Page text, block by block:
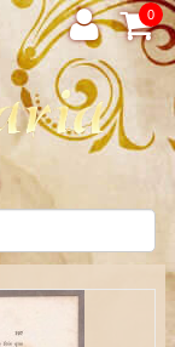
0